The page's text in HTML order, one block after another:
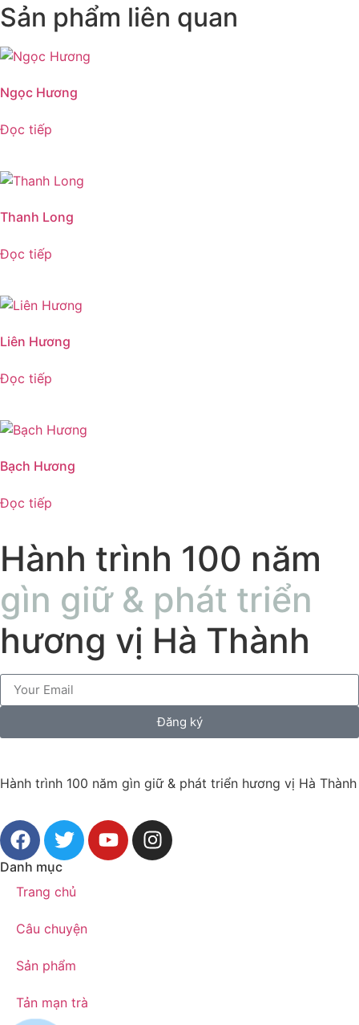
Sản phẩm liên quan
Ngọc Hương
Đọc tiếp
Thanh Long
Đọc tiếp
Liên Hương
Đọc tiếp
Bạch Hương
Đọc tiếp
Hành trình 100 năm
gìn giữ & phát triển
hương vị Hà Thành
Đăng ký
Hành trình 100 năm gìn giữ & phát triển hương vị Hà Thành
Danh mục
Trang chủ
Câu chuyện
Sản phẩm
Tản mạn trà